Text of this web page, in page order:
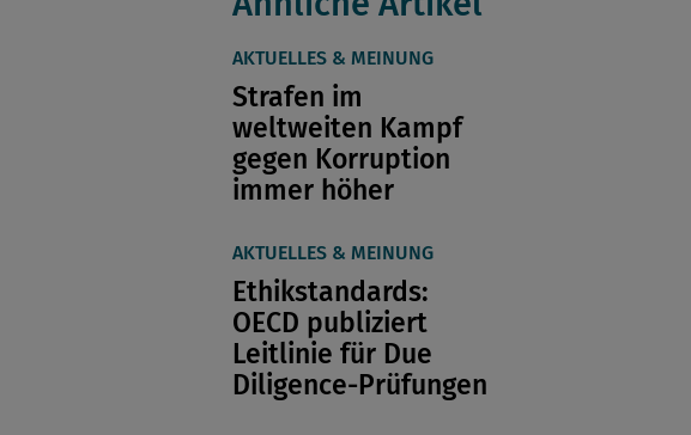
AKTUELLES & MEINUNG
Strafen im
weltweiten Kampf
gegen Korruption
immer höher
AKTUELLES & MEINUNG
Ethikstandards:
OECD publiziert
Leitlinie für Due
Diligence-Prüfungen